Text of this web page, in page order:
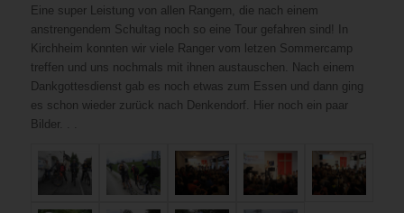
Eine super Leistung von allen Rangern, die nach einem
anstrengendem Schultag noch so eine Tour gefahren sind! In
Kirchheim konnten wir viele Ranger vom letzen Sommercamp
treffen und uns nochmals mit ihnen austauschen. Nach einem
Dankgottesdienst gab es noch etwas zum Essen und dann ging
es schon wieder zurück nach Denkendorf. Hier noch ein paar
Bilder. . .